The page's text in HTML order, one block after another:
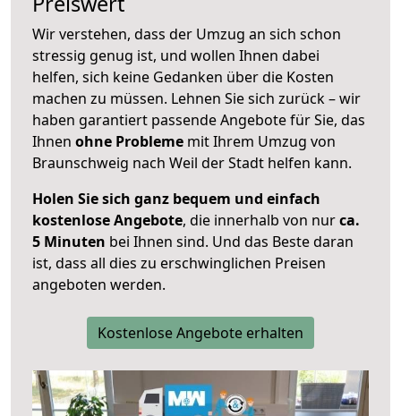
Wir verstehen, dass der Umzug an sich schon
stressig genug ist, und wollen Ihnen dabei
helfen, sich keine Gedanken über die Kosten
machen zu müssen. Lehnen Sie sich zurück – wir
haben garantiert passende Angebote für Sie, das
Ihnen ohne Probleme mit Ihrem Umzug von
Braunschweig nach Weil der Stadt helfen kann.
Holen Sie sich ganz bequem und einfach
kostenlose Angebote, die innerhalb von nurca.
5 Minuten bei Ihnen sind. Und das Beste daran
ist, dass all dies zu erschwinglichen Preisen
angeboten werden.
Kostenlose Angebote erhalten